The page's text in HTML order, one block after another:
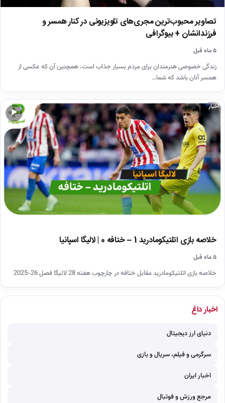
تصاویر محبوب‌ترین مجری‌های تلویزیونی در کنار همسر و
فرزندانشان + بیوگرافی
۵ ماه قبل
زندگی خصوصی هنرمندان برای مردم بسیار جذاب است، همچنین آن که عکسی از
همسر آنان باشد که شما…
▶
اخبار
خلاصه بازی اتلتیکومادرید 1 – ختافه 0 | لالیگا اسپانیا
۵ ماه قبل
خلاصه بازی اتلتیکومادرید مقابل ختافه در چارچوب هفته 28 لالیگا فصل 26-2025
اخبار داغ
دنیای ارز دیجیتال
سرگرمی و فیلم، سریال و بازی
اخبار ایران
مرجع ورزش و فوتبال